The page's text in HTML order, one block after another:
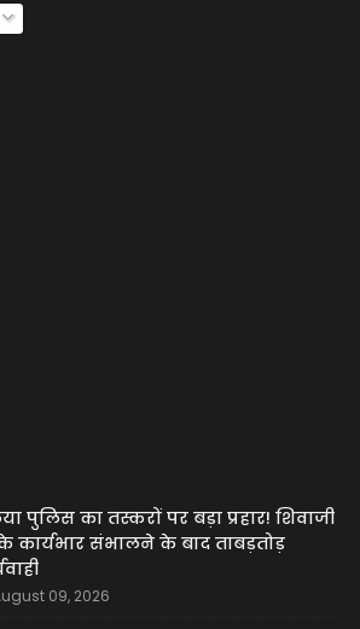
पुलिस का तस्करों पर बड़ा प्रहार! शिवाजी
कार्यभार संभालने के बाद ताबड़तोड़
09, 2026